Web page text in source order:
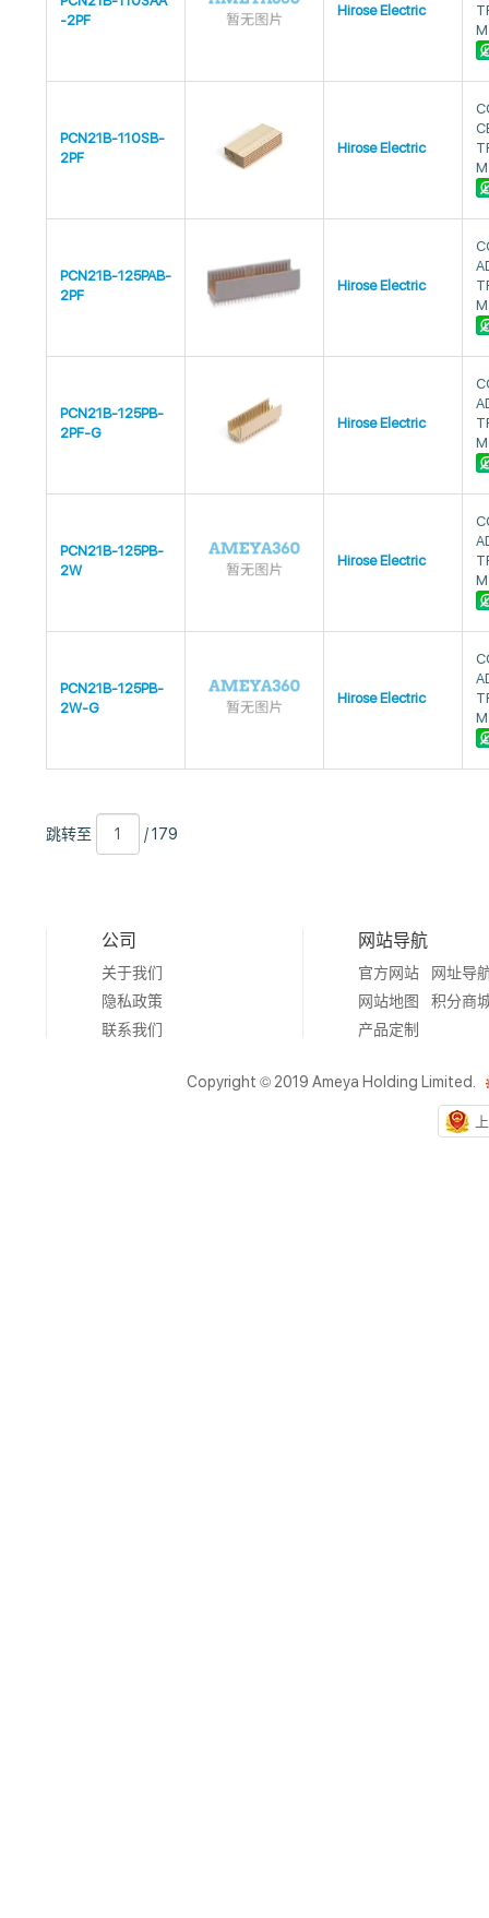
-2PF
Hirose Electric
PCN21B-110SB-
2PF
Hirose Electric
PCN21B-125PAB-
2PF
Hirose Electric
PCN21B-125PB-
2PF-G
Hirose Electric
PCN21B-125PB-
2W
Hirose Electric
PCN21B-125PB-
2W-G
Hirose Electric
跳
转
跳转至
179
/ 179
公司
关于我们
隐私政策
联系我们
网站导航
官方网站
网址导
网站地图
积分商
产品定制
Copyright © 2019 Ameya Holding Limited.